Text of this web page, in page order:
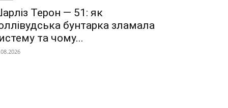
Терон — 51: як
бунтарка зламала
та чому...